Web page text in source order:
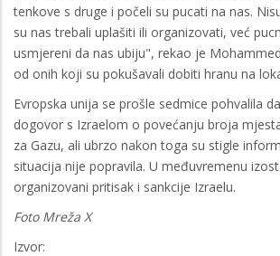
tenkove s druge i počeli su pucati na nas.
su nas trebali uplašiti ili organizovati, već
usmjereni da nas ubiju", rekao je
od onih koji su pokušavali dobiti hranu na
Evropska unija se prošle sedmice pohvalila
dogovor s Izraelom o povećanju broja
za Gazu, ali ubrzo nakon toga su stigle
situacija nije popravila. U međuvremenu
organizovani pritisak i sankcije Izraelu.
Foto Mreža X
Izvor: